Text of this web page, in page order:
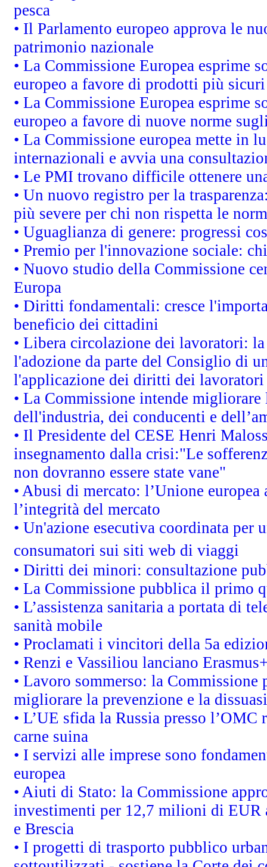
pesca
• Il Parlamento europeo approva le
patrimonio nazionale
• La Commissione Europea esprime
europeo a favore di prodotti più
• La Commissione Europea esprime
europeo a favore di nuove norme
• La Commissione europea mette in
internazionali e avvia una
• Le PMI trovano difficile ottenere
• Un nuovo registro per la
più severe per chi non rispetta le
• Uguaglianza di genere: progressi
• Premio per l'innovazione sociale:
• Nuovo studio della Commissione
Europa
• Diritti fondamentali: cresce
beneficio dei cittadini
• Libera circolazione dei lavoratori:
l'adozione da parte del Consiglio di
l'applicazione dei diritti dei lavoratori
• La Commissione intende
dell'industria, dei conducenti e
• Il Presidente del CESE Henri
insegnamento dalla crisi:"Le
non dovranno essere state vane"
• Abusi di mercato: l’Unione
l’integrità del mercato
• Un'azione esecutiva coordinata
consumatori sui siti web di viaggi
• Diritti dei minori: consultazione
• La Commissione pubblica il primo
• L’assistenza sanitaria a portata di
sanità mobile
• Proclamati i vincitori della 5a
• Renzi e Vassiliou lanciano
• Lavoro sommerso: la
migliorare la prevenzione e la
• L’UE sfida la Russia presso
carne suina
• I servizi alle imprese sono
europea
• Aiuti di Stato: la Commissione
investimenti per 12,7 milioni di EUR
e Brescia
• I progetti di trasporto pubblico